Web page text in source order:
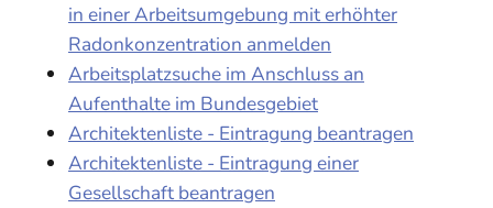
in einer Arbeitsumgebung mit erhöhter
Radonkonzentration anmelden
Arbeitsplatzsuche im Anschluss an
Aufenthalte im Bundesgebiet
Architektenliste - Eintragung beantragen
Architektenliste - Eintragung einer
Gesellschaft beantragen